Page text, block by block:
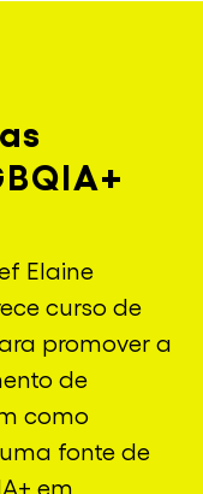
Elaine
curso de
promover a
de
como
fonte de
em